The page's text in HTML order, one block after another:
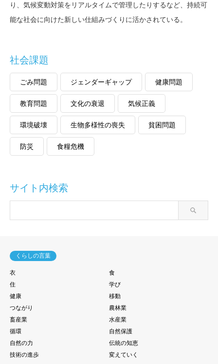
り、気候変動対策をリアルタイムで管理したりするなど、持続可
能な社会に向けた新しい仕組みづくりに活かされている。
社会課題
ごみ問題 ジェンダーギャップ 健康問題
教育問題 文化の衰退 気候正義
環境破壊 生物多様性の喪失 貧困問題
防災 食糧危機
サイト内検索
くらしの言葉
衣
食
住
学び
健康
移動
つながり
農林業
畜産業
水産業
循環
自然保護
自然の力
伝統の知恵
技術の進歩
変えていく